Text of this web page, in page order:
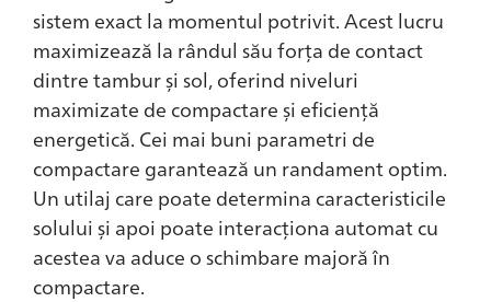
sistem exact la momentul potrivit. Acest lucru
maximizează la rândul său forța de contact
dintre tambur și sol, oferind niveluri
maximizate de compactare și eficiență
energetică. Cei mai buni parametri de
compactare garantează un randament optim.
Un utilaj care poate determina caracteristicile
solului și apoi poate interacționa automat cu
acestea va aduce o schimbare majoră în
compactare.